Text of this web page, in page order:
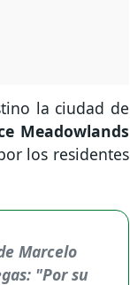
la ciudad de
Meadowlands
los residentes
Marcelo
"Por su